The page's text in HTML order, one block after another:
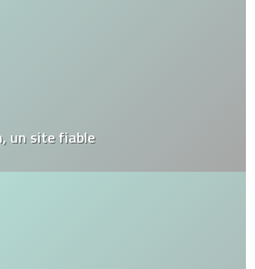
un site fiable